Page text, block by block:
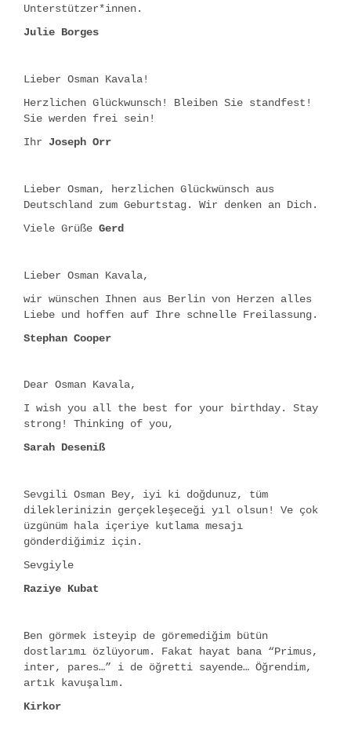
Unterstützer*innen.
Julie Borges
Lieber Osman Kavala!
Herzlichen Glückwunsch! Bleiben Sie standfest!
Sie werden frei sein!
Ihr Joseph Orr
Lieber Osman, herzlichen Glückwünsch aus
Deutschland zum Geburtstag. Wir denken an Dich.
Viele Grüße Gerd
Lieber Osman Kavala,
wir wünschen Ihnen aus Berlin von Herzen alles
Liebe und hoffen auf Ihre schnelle Freilassung.
Stephan Cooper
Dear Osman Kavala,
I wish you all the best for your birthday. Stay
strong! Thinking of you,
Sarah Deseniß
Sevgili Osman Bey, iyi ki doğdunuz, tüm
dileklerinizin gerçekleşeceği yıl olsun! Ve çok
üzgünüm hala içeriye kutlama mesajı
gönderdiğimiz için.
Sevgiyle
Raziye Kubat
Ben görmek isteyip de göremediğim bütün
dostlarımı özlüyorum. Fakat hayat bana “Primus,
inter, pares…” i de öğretti sayende… Öğrendim,
artık kavuşalım.
Kirkor